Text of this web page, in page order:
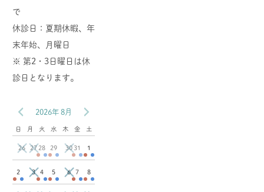
で
休診日：夏期休暇、年
末年始、月曜日
※ 第2・3日曜日は休
診日となります。
2026年 8月
日 月 火 水 木 金 土
26 27 28 29 30 31 1
2 3 4 5 6 7 8